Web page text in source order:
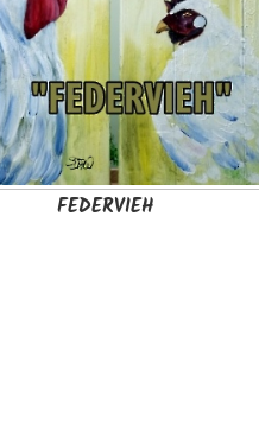
FEDERVIEH